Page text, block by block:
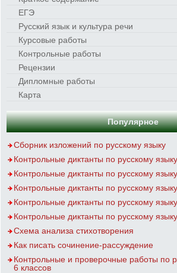
ЕГЭ
Русский язык и культура речи
Курсовые работы
Контрольные работы
Рецензии
Дипломные работы
Карта
Популярное
Сборник изложений по русскому языку
Контрольные диктанты по русскому
Контрольные диктанты по русскому
Контрольные диктанты по русскому
Контрольные диктанты по русскому
Контрольные диктанты по русскому
Схема анализа стихотворения
Как писать сочинение-рассуждение
Контрольные и проверочные работы по
6 классов